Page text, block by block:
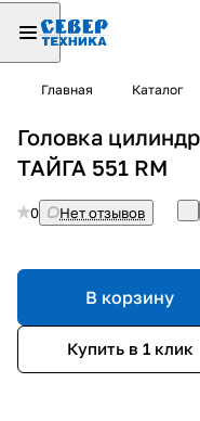
Главная Каталог
Головка
ТАЙГА 551 RM
0 Нет отзывов
В корзину
Купить в 1 клик